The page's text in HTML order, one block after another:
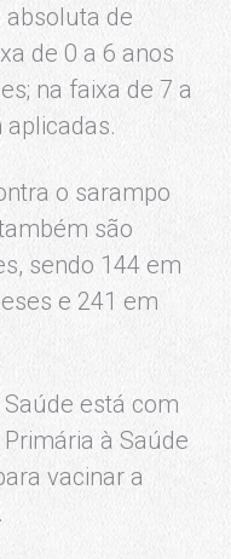
absoluta de
de 0 a 6 anos
na faixa de 7 a
o sarampo
são
sendo 144 em
e 241 em
está com
à Saúde
vacinar a